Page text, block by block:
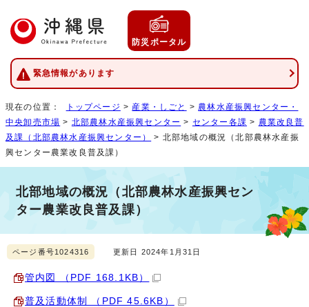
防災ポータル
緊急情報があります
現在の位置： トップページ > 産業・しごと > 農林水産振興センター・
中央卸売市場 > 北部農林水産振興センター > センター各課 > 農業改良普
及課（北部農林水産振興センター）
> 北部地域の概況（北部農林水産振
興センター農業改良普及課）
北部地域の概況（北部農林水産振興セン
ター農業改良普及課）
ページ番号1024316 更新日 2024年1月31日
管内図 （PDF 168.1KB）
普及活動体制 （PDF 45.6KB）